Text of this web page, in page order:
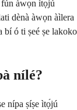
fún àwọn ìtọ́jú
dènà àwọn àìlera
ó ti ṣeé ṣe lakoko
nílé?
nípa ṣíṣe ìtọ́jú